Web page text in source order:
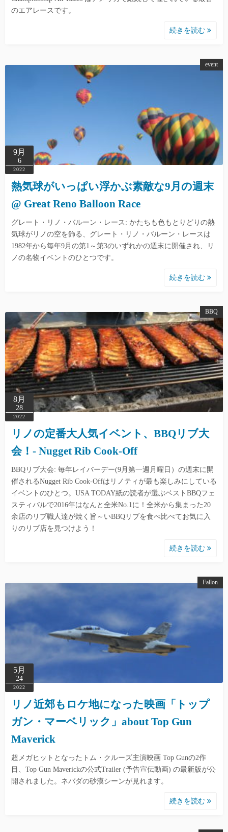
のエアレースです。
続きを読む
event
9月
6
2022
熱気球がいっぱい浮かぶ素敵な9月の週末
@ Great Reno Balloon Race
グレート・リノ・バルーン・レース: かたちも色もとりどりの熱
気球がリノの空を飾る、グレート・リノ・バルーン・レースは
1982年から毎年9月の第1～第3のいずれかの週末に開催され、リ
ノの名物イベントのひとつです。
続きを読む
BBQ
8月
28
2022
リノの定番大人気イベント、BBQリブ大
会！- Nugget Rib Cook-Off
BBQリブ大会: 毎年レイバーデー(9月第一週月曜日）の週末に開
催されるNugget Rib Cook-Offはリノティが最も楽しみにしている
イベントのひとつ。USA TODAY紙の読者が選ぶベストBBQフェ
スティバルで2016年はなんと全米No.1に！全米から集まった20
余店のリブ職人達が焼く旨～いBBQリブを食べ比べてお気に入
りのリブ店を見つけよう！
続きを読む
Fallon
5月
24
2022
リノ近郊もロケ地になった映画「トップ
ガン・マーベリック」about Top Gun
Maverick
超メガヒットとなったトム・クルーズ主演映画 Top Gunの2作
目、Top Gun Maverickの公式Trailer (予告宣伝動画) の最新版が公
開されました。ネバダの砂漠シーンが見れます。
続きを読む